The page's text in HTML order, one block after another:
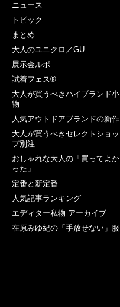
ニュース
トピック
まとめ
大人のユニクロ／GU
展示会ルポ
試着フェス®︎
大人が買うべきハイブランド小
物
人気アウトドアブランドの新作
大人が買うべきセレクトショッ
プ別注
おしゃれな大人の「買ってよか
った」
定番と新定番
人気記事ランキング
エディター私物 アーカイブ
在原みゆ紀の「手放せない」服